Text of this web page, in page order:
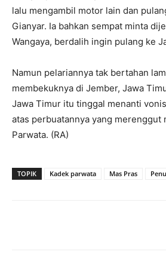
lalu mengambil motor lain dan
Gianyar. Ia bahkan sempat minta
Wangaya, berdalih ingin pulang ke
Namun pelariannya tak bertahan
membekuknya di Jember, Jawa
Jawa Timur itu tinggal menanti
atas perbuatannya yang merenggut
Parwata. (RA)
TOPIK Kadek parwata Mas Pras